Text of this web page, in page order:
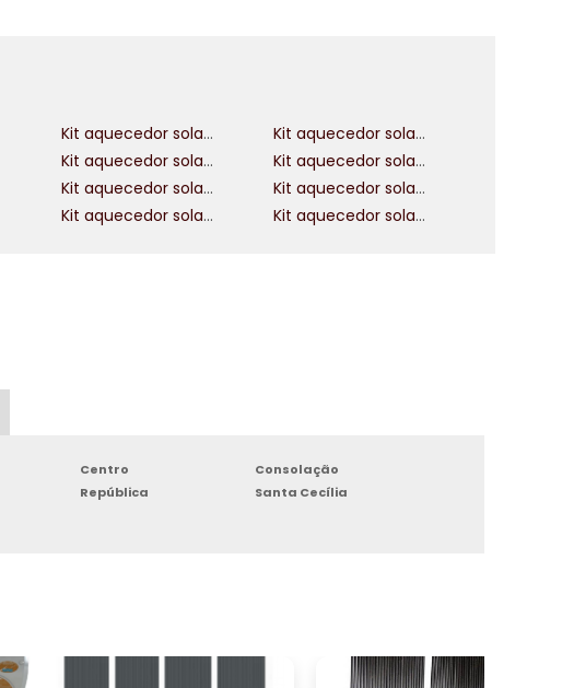
Kit aquecedor solar piscina 30 mil litros
Kit aquecedor solar para chuveiro
Kit aquecedor solar piscina 25 mil litros
Kit aquecedor solar 100 litros
Kit aquecedor solar 500 litros alta pressao
Kit aquecedor solar 600 litros alta pressao
Kit aquecedor solar residencial Kit aquecedor solar 400 litros a vacuo
Centro
Consolação
República
Santa Cecília